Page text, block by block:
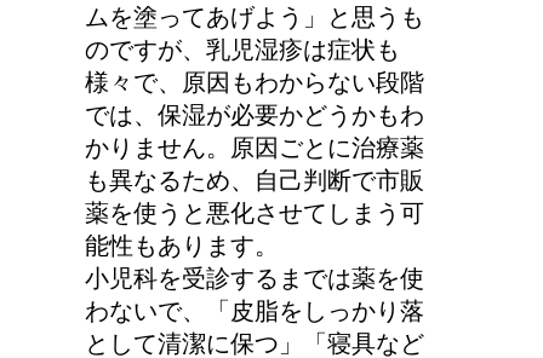
ムを塗ってあげよう」と思うも
のですが、乳児湿疹は症状も
様々で、原因もわからない段階
では、保湿が必要かどうかもわ
かりません。原因ごとに治療薬
も異なるため、自己判断で市販
薬を使うと悪化させてしまう可
能性もあります。
小児科を受診するまでは薬を使
わないで、「皮脂をしっかり落
として清潔に保つ」「寝具など